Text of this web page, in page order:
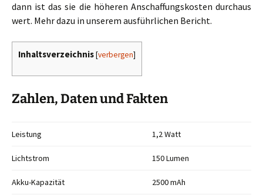
dann ist das sie die höheren Anschaffungskosten durchaus
wert. Mehr dazu in unserem ausführlichen Bericht.
Inhaltsverzeichnis[verbergen]
Zahlen, Daten und Fakten
Leistung 1,2 Watt
Lichtstrom 150 Lumen
Akku-Kapazität 2500 mAh